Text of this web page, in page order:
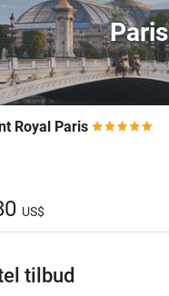
Paris
Royal Paris
US$
tilbud